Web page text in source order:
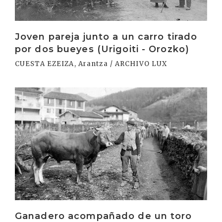
Joven pareja junto a un carro tirado
por dos bueyes (Urigoiti - Orozko)
CUESTA EZEIZA, Arantza / ARCHIVO LUX
Ganadero acompañado de un toro
Irakurri